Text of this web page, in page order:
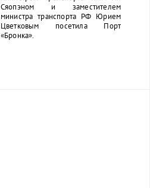
Сяопэном и заместителем
министра транспорта РФ Юрием
Цветковым посетила Порт
«Бронка».